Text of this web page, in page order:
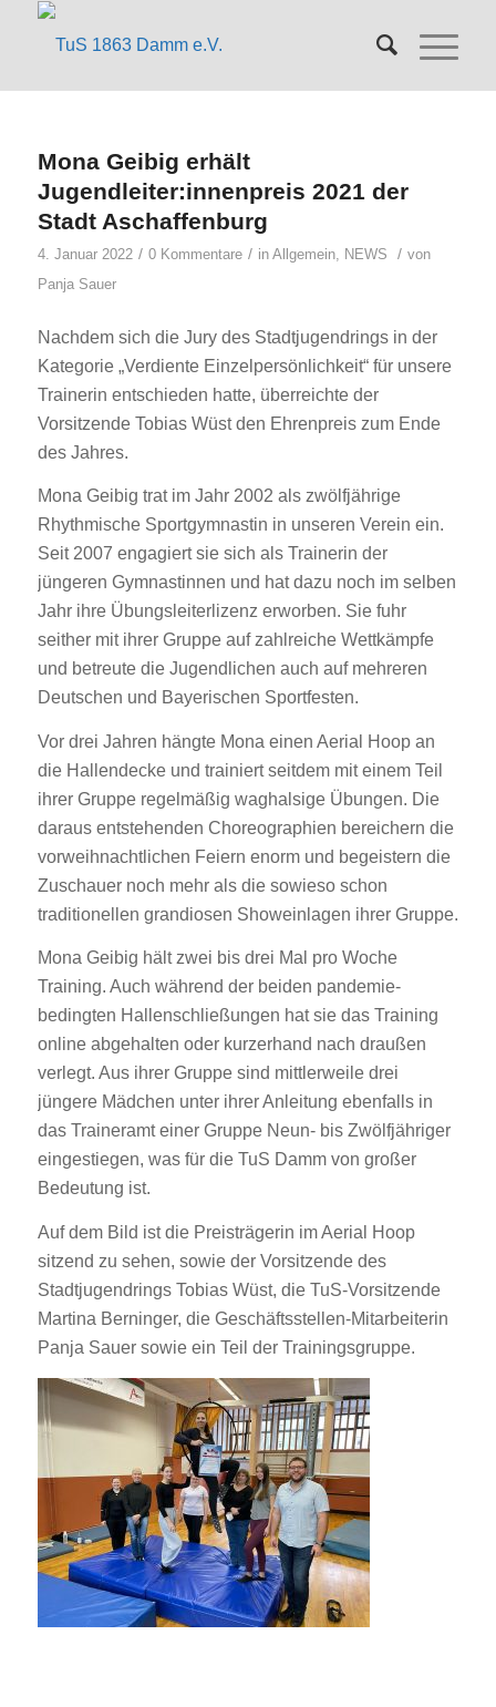
Mona Geibig erhält
Jugendleiter:innenpreis 2021 der
Stadt Aschaffenburg
4. Januar 2022 / 0 Kommentare / in Allgemein, NEWS / von
Panja Sauer
Nachdem sich die Jury des Stadtjugendrings in der
Kategorie „Verdiente Einzelpersönlichkeit“ für unsere
Trainerin entschieden hatte, überreichte der
Vorsitzende Tobias Wüst den Ehrenpreis zum Ende
des Jahres.
Mona Geibig trat im Jahr 2002 als zwölfjährige
Rhythmische Sportgymnastin in unseren Verein ein.
Seit 2007 engagiert sie sich als Trainerin der
jüngeren Gymnastinnen und hat dazu noch im selben
Jahr ihre Übungsleiterlizenz erworben. Sie fuhr
seither mit ihrer Gruppe auf zahlreiche Wettkämpfe
und betreute die Jugendlichen auch auf mehreren
Deutschen und Bayerischen Sportfesten.
Vor drei Jahren hängte Mona einen Aerial Hoop an
die Hallendecke und trainiert seitdem mit einem Teil
ihrer Gruppe regelmäßig waghalsige Übungen. Die
daraus entstehenden Choreographien bereichern die
vorweihnachtlichen Feiern enorm und begeistern die
Zuschauer noch mehr als die sowieso schon
traditionellen grandiosen Showeinlagen ihrer Gruppe.
Mona Geibig hält zwei bis drei Mal pro Woche
Training. Auch während der beiden pandemie-
bedingten Hallenschließungen hat sie das Training
online abgehalten oder kurzerhand nach draußen
verlegt. Aus ihrer Gruppe sind mittlerweile drei
jüngere Mädchen unter ihrer Anleitung ebenfalls in
das Traineramt einer Gruppe Neun- bis Zwölfjähriger
eingestiegen, was für die TuS Damm von großer
Bedeutung ist.
Auf dem Bild ist die Preisträgerin im Aerial Hoop
sitzend zu sehen, sowie der Vorsitzende des
Stadtjugendrings Tobias Wüst, die TuS-Vorsitzende
Martina Berninger, die Geschäftsstellen-Mitarbeiterin
Panja Sauer sowie ein Teil der Trainingsgruppe.